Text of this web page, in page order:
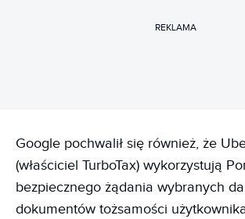
REKLAMA
Google pochwalił się również, że
(właściciel TurboTax) wykorzystują
bezpiecznego żądania wybranych
dokumentów tożsamości